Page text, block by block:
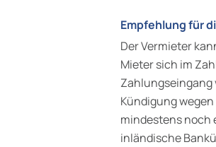
Empfehlung für
Der Vermieter
Mieter sich im
Kündigung
mindestens noch
inländische